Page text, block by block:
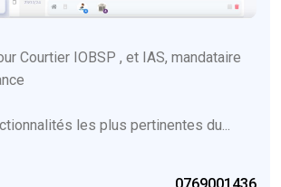
Courtier IOBSP , et IAS, mandataire
les plus pertinentes du...